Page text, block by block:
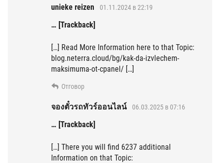
unieke reizen 01.11.2024 в 22:19
… [Trackback]
[…] Read More Information here to that Topic:
blog.neterra.cloud/bg/kak-da-izvlechem-
maksimuma-ot-cpanel/ […]
Отговор
จองตั๋วรถทัวร์ออนไลน์ 06.03.2025 в 07:16
… [Trackback]
[…] There you will find 6237 additional
Information on that Topic: